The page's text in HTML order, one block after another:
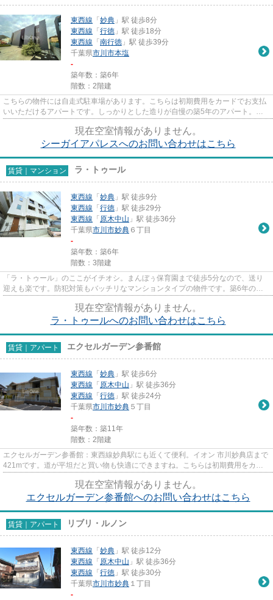
東西線 「 妙典 」駅 徒歩8分
東西線 「 行徳 」駅 徒歩18分
東西線 「 南行徳 」駅 徒歩39分
千葉県市川市本塩
-
築年数：築6年
階数：2階建
こちらの物件には自走式駐車場があります。こちらは初期費用をカードでお支払
いいただけるアパートです。しっかりとした造りが自慢の築5年のアパート。お
現在空室情報がありません。
シーガイアパレスへのお問い合わせはこちら
賃貸｜マンション ラ・トゥール
東西線 「 妙典 」駅 徒歩9分
東西線 「 行徳 」駅 徒歩29分
東西線 「 原木中山 」駅 徒歩36分
千葉県市川市妙典 ６丁目
-
築年数：築6年
階数：3階建
「ラ・トゥール」のここがイチオシ。まんぼぅ保育園まで徒歩5分なので、送り
迎えも楽です。防犯対策もバッチリなマンションタイプの物件です。築6年のイ
現在空室情報がありません。
ラ・トゥールへのお問い合わせはこちら
賃貸｜アパート エクセルガーデン参番館
東西線 「 妙典 」駅 徒歩6分
東西線 「 原木中山 」駅 徒歩36分
東西線 「 行徳 」駅 徒歩24分
千葉県市川市妙典 ５丁目
-
築年数：築11年
階数：2階建
エクセルガーデン参番館：東西線妙典駅にも近くて便利。イオン 市川妙典店まで
421mです。道が平坦だと買い物も快適にできますね。こちらは初期費用をカー
現在空室情報がありません。
エクセルガーデン参番館へのお問い合わせはこちら
賃貸｜アパート リブリ・ルノン
東西線 「 妙典 」駅 徒歩12分
東西線 「 原木中山 」駅 徒歩36分
東西線 「 行徳 」駅 徒歩30分
千葉県市川市妙典 １丁目
-